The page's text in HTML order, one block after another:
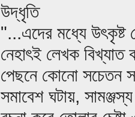
উদ্ধৃতি
"...এদের মধ্যে উৎকৃষ্ট
নেহাৎই লেখক বিখ্যাত
পেছনে কোনো সচেতন
সমাবেশ ঘটায়,